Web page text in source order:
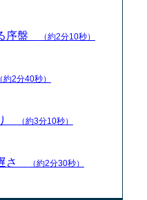
序盤 （約2分10秒）
（約2分40秒）
（約3分10秒）
さ （約2分30秒）